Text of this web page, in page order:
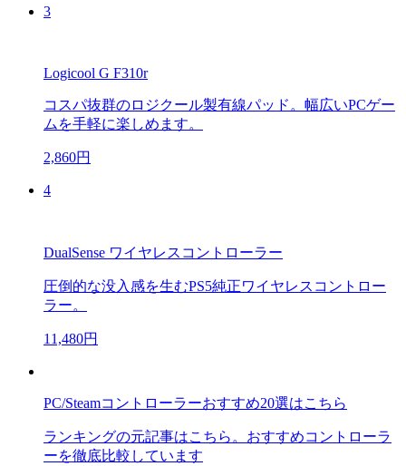
3
Logicool G F310r
コスパ抜群のロジクール製有線パッド。幅広いPCゲー
ムを手軽に楽しめます。
2,860円
4
DualSense ワイヤレスコントローラー
圧倒的な没入感を生むPS5純正ワイヤレスコントロー
ラー。
11,480円
PC/Steamコントローラーおすすめ20選はこちら
ランキングの元記事はこちら。おすすめコントローラ
ーを徹底比較しています